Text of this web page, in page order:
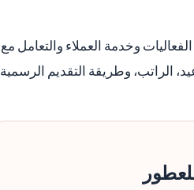
وخدمة العملاء والتعامل مع
الراتب، وطريقة التقديم الرسمية